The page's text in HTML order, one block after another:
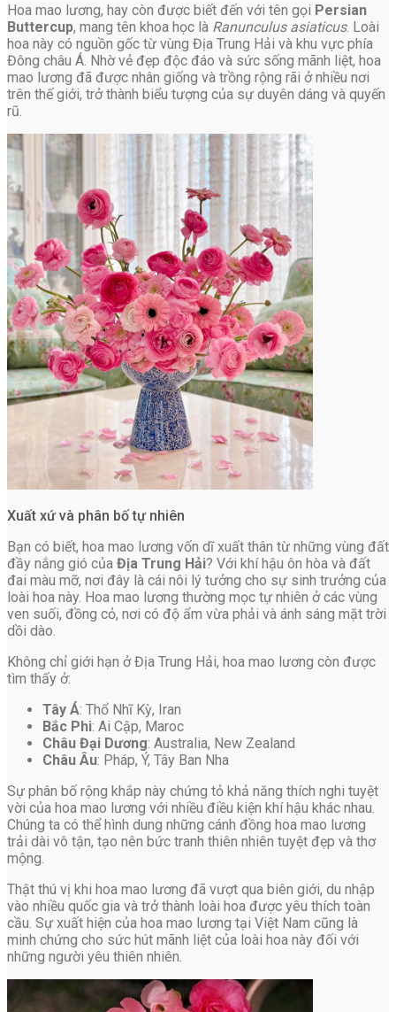
Hoa mao lương, hay còn được biết đến với tên gọi Persian
Buttercup, mang tên khoa học là Ranunculus asiaticus. Loài
hoa này có nguồn gốc từ vùng Địa Trung Hải và khu vực phía
Đông châu Á. Nhờ vẻ đẹp độc đáo và sức sống mãnh liệt, hoa
mao lương đã được nhân giống và trồng rộng rãi ở nhiều nơi
trên thế giới, trở thành biểu tượng của sự duyên dáng và quyến
rũ.
Xuất xứ và phân bố tự nhiên
Bạn có biết, hoa mao lương vốn dĩ xuất thân từ những vùng đất
đầy nắng gió của Địa Trung Hải? Với khí hậu ôn hòa và đất
đai màu mỡ, nơi đây là cái nôi lý tưởng cho sự sinh trưởng của
loài hoa này. Hoa mao lương thường mọc tự nhiên ở các vùng
ven suối, đồng cỏ, nơi có độ ẩm vừa phải và ánh sáng mặt trời
dồi dào.
Không chỉ giới hạn ở Địa Trung Hải, hoa mao lương còn được
tìm thấy ở:
Tây Á: Thổ Nhĩ Kỳ, Iran
Bắc Phi: Ai Cập, Maroc
Châu Đại Dương: Australia, New Zealand
Châu Âu: Pháp, Ý, Tây Ban Nha
Sự phân bố rộng khắp này chứng tỏ khả năng thích nghi tuyệt
vời của hoa mao lương với nhiều điều kiện khí hậu khác nhau.
Chúng ta có thể hình dung những cánh đồng hoa mao lương
trải dài vô tận, tạo nên bức tranh thiên nhiên tuyệt đẹp và thơ
mộng.
Thật thú vị khi hoa mao lương đã vượt qua biên giới, du nhập
vào nhiều quốc gia và trở thành loài hoa được yêu thích toàn
cầu. Sự xuất hiện của hoa mao lương tại Việt Nam cũng là
minh chứng cho sức hút mãnh liệt của loài hoa này đối với
những người yêu thiên nhiên.